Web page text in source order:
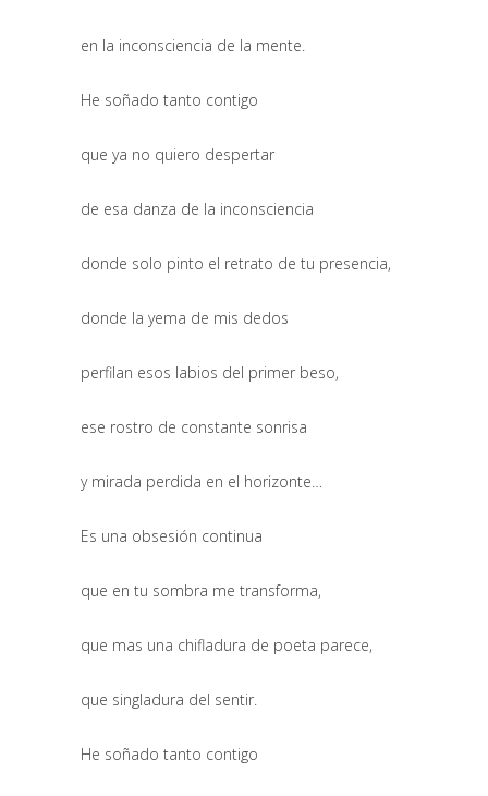
en la inconsciencia de la mente.
He soñado tanto contigo
que ya no quiero despertar
de esa danza de la inconsciencia
donde solo pinto el retrato de tu presencia,
donde la yema de mis dedos
perfilan esos labios del primer beso,
ese rostro de constante sonrisa
y mirada perdida en el horizonte…
Es una obsesión continua
que en tu sombra me transforma,
que mas una chifladura de poeta parece,
que singladura del sentir.
He soñado tanto contigo